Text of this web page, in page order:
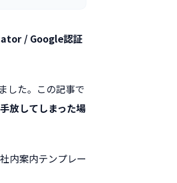
/ Google認証
した。この記事で
放してしまった場
内案内テンプレー